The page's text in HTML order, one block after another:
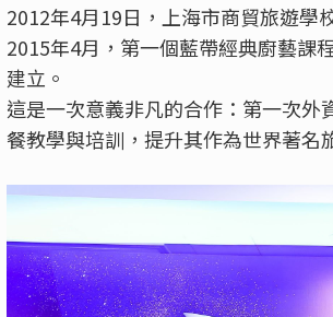
2012年4月19日，上海市商貿旅遊學
2015年4月，第一個藍帶經典廚藝課
建立。
這是一次意義非凡的合作：第一次
餐教學與培訓，提升其作為世界著名